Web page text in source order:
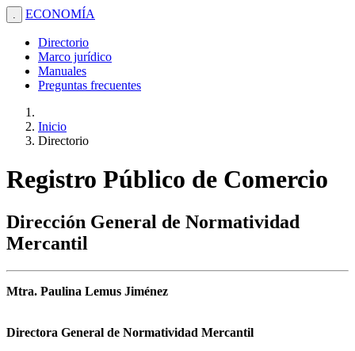
. ECONOMÍA
Directorio
Marco jurídico
Manuales
Preguntas frecuentes
Inicio
Directorio
Registro Público de Comercio
Dirección General de Normatividad
Mercantil
Mtra. Paulina Lemus Jiménez
Directora General de Normatividad Mercantil